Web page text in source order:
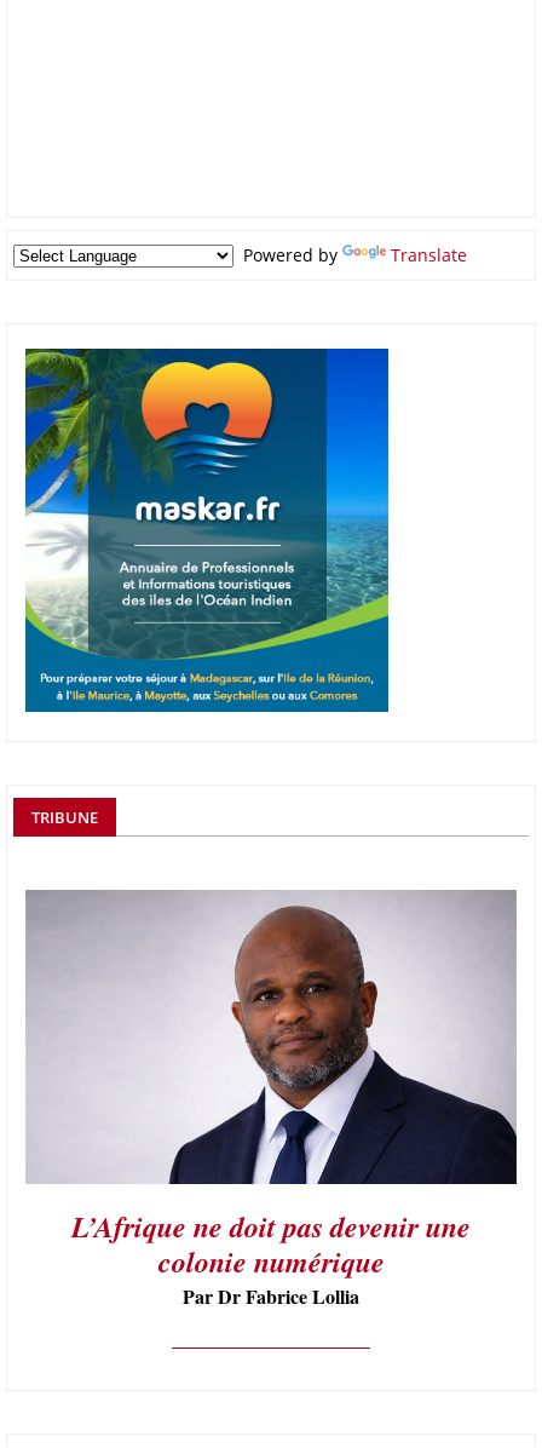
Powered by Translate
TRIBUNE
L’Afrique ne doit pas devenir une
colonie numérique
Par Dr Fabrice Lollia